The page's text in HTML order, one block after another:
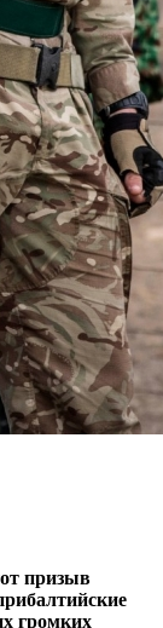
призыв
громких